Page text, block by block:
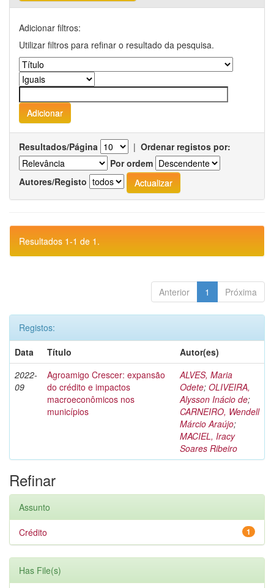
Adicionar filtros:
Utilizar filtros para refinar o resultado da pesquisa.
Resultados/Página | Ordenar registos por:
Por ordem
Autores/Registo
Resultados 1-1 de 1.
Anterior 1 Próxima
Registos:
Data
Título
Autor(es)
2022-
09
Agroamigo Crescer: expansão
do crédito e impactos
macroeconômicos nos
municípios
ALVES, Maria
Odete; OLIVEIRA,
Alysson Inácio de;
CARNEIRO, Wendell
Márcio Araújo;
MACIEL, Iracy
Soares Ribeiro
Refinar
Assunto
1
Crédito
Has File(s)